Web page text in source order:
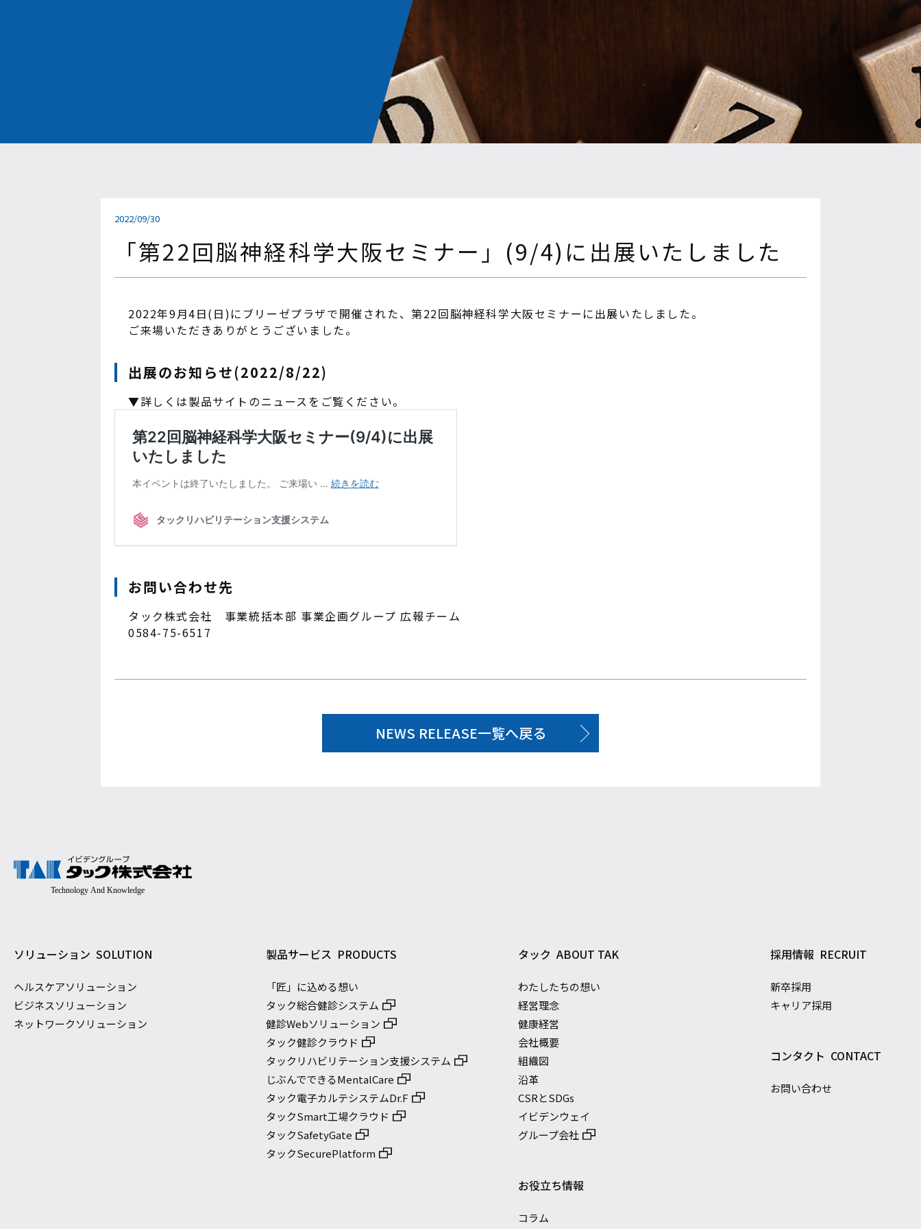
2022/09/30
「第22回脳神経科学大阪セミナー」(9/4)に出展いたしました
2022年9月4日(日)にブリーゼプラザで開催された、第22回脳神経科学大阪セミナーに出展いたしました。
ご来場いただきありがとうございました。
出展のお知らせ(2022/8/22)
▼詳しくは製品サイトのニュースをご覧ください。
お問い合わせ先
タック株式会社 事業統括本部 事業企画グループ 広報チーム
0584-75-6517
NEWS RELEASE一覧へ戻る
ソリューション SOLUTION
ヘルスケアソリューション
ビジネスソリューション
ネットワークソリューション
製品サービス PRODUCTS
「匠」に込める想い
タック総合健診システム
健診Webソリューション
タック健診クラウド
タックリハビリテーション支援システム
じぶんでできるMentalCare
タック電子カルテシステムDr.F
タックSmart工場クラウド
タックSafetyGate
タックSecurePlatform
タック ABOUT TAK
わたしたちの想い
経営理念
健康経営
会社概要
組織図
沿革
CSRとSDGs
イビデンウェイ
グループ会社
お役立ち情報
コラム
採用情報 RECRUIT
新卒採用
キャリア採用
コンタクト CONTACT
お問い合わせ